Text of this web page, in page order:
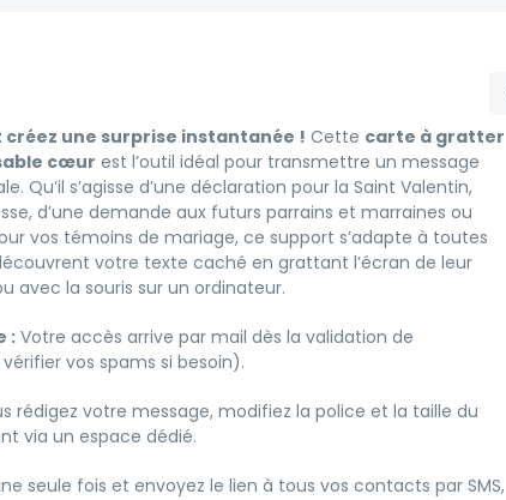
une surprise instantanée ! Cette carte à gratter
cœur est l’outil idéal pour transmettre un message
Qu’il s’agisse d’une déclaration pour la Saint Valentin,
d’une demande aux futurs parrains et marraines ou
vos témoins de mariage, ce support s’adapte à toutes
votre texte caché en grattant l’écran de leur
avec la souris sur un ordinateur.
:Votre accès arrive par mail dès la validation de
vos spams si besoin).
rédigez votre message, modifiez la police et la taille du
via un espace dédié.
seule fois et envoyez le lien à tous vos contacts par SMS,